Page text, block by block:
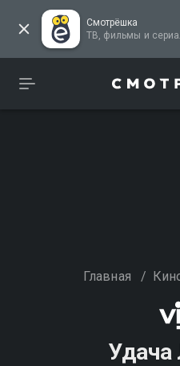
Смотрёшка
ТВ, фильмы и
Главная /
Удача